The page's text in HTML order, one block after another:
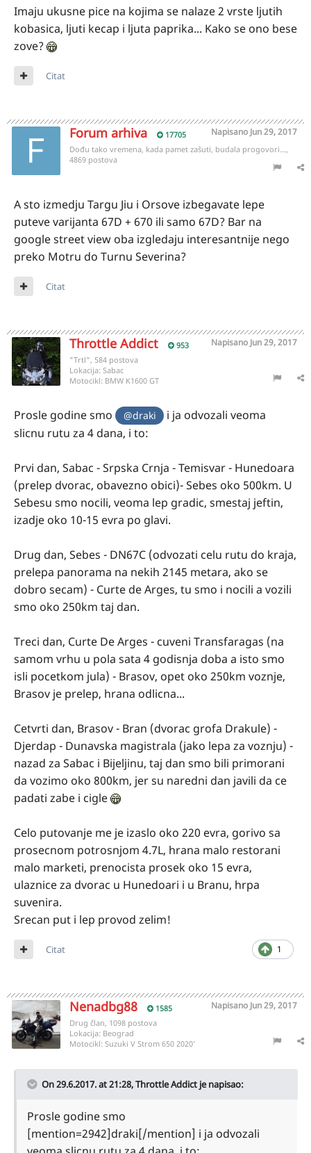
Imaju ukusne pice na kojima se nalaze 2 vrste ljutih
kobasica, ljuti kecap i ljuta paprika... Kako se ono bese
zove?
Citat
Forum arhiva 17705 Napisano Jun 29, 2017
Dođu tako vremena, kada pamet zašuti, budala progovori...,
4869 postova
A sto izmedju Targu Jiu i Orsove izbegavate lepe
puteve varijanta 67D + 670 ili samo 67D? Bar na
google street view oba izgledaju interesantnije nego
preko Motru do Turnu Severina?
Citat
Throttle Addict 953 Napisano Jun 29, 2017
"Trtl", 584 postova
Lokacija: Sabac
Motocikl: BMW K1600 GT
Prosle godine smo @draki
i ja odvozali veoma
slicnu rutu za 4 dana, i to:
Prvi dan, Sabac - Srpska Crnja - Temisvar - Hunedoara
(prelep dvorac, obavezno obici)- Sebes oko 500km. U
Sebesu smo nocili, veoma lep gradic, smestaj jeftin,
izadje oko 10-15 evra po glavi.
Drug dan, Sebes - DN67C (odvozati celu rutu do kraja,
prelepa panorama na nekih 2145 metara, ako se
dobro secam) - Curte de Arges, tu smo i nocili a vozili
smo oko 250km taj dan.
Treci dan, Curte De Arges - cuveni Transfaragas (na
samom vrhu u pola sata 4 godisnja doba a isto smo
isli pocetkom jula) - Brasov, opet oko 250km voznje,
Brasov je prelep, hrana odlicna...
Cetvrti dan, Brasov - Bran (dvorac grofa Drakule) -
Djerdap - Dunavska magistrala (jako lepa za voznju) -
nazad za Sabac i Bijeljinu, taj dan smo bili primorani
da vozimo oko 800km, jer su naredni dan javili da ce
padati zabe i cigle
Celo putovanje me je izaslo oko 220 evra, gorivo sa
prosecnom potrosnjom 4.7L, hrana malo restorani
malo marketi, prenocista prosek oko 15 evra,
ulaznice za dvorac u Hunedoari i u Branu, hrpa
suvenira.
Srecan put i lep provod zelim!
1
Citat
Nenadbg88 1585 Napisano Jun 29, 2017
Drug član, 1098 postova
Lokacija: Beograd
Motocikl: Suzuki V Strom 650 2020'
On 29.6.2017. at 21:28,Throttle Addict je napisao:
Prosle godine smo
[mention=2942]draki[/mention] i ja odvozali